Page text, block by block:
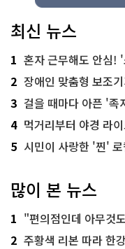
최신 뉴스
1 혼자 근무해도 안심!
2 장애인 맞춤형 보조기
3 걸을 때마다 아픈 '족저
4 먹거리부터 야경 라
5 시민이 사랑한 '찐' 로
많이 본 뉴스
1 "편의점인데 아무것도 안
2 주황색 리본 따라 한강부